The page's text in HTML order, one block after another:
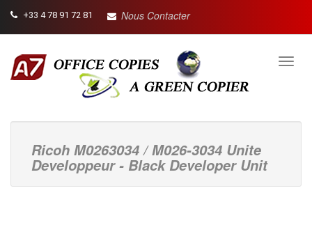
+33 4 78 91 72 81 Nous Contacter
Ricoh M0263034 / M026-3034 Unite
Developpeur - Black Developer Unit